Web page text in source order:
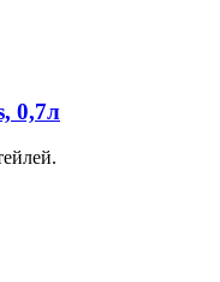
0,7л